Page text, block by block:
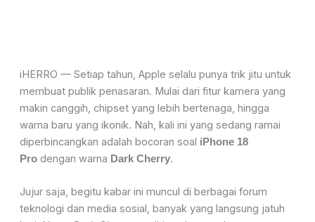
iHERRO — Setiap tahun, Apple selalu punya trik jitu untuk
membuat publik penasaran. Mulai dari fitur kamera yang
makin canggih, chipset yang lebih bertenaga, hingga
warna baru yang ikonik. Nah, kali ini yang sedang ramai
diperbincangkan adalah bocoran soal iPhone 18
Prodengan warna Dark Cherry.
Jujur saja, begitu kabar ini muncul di berbagai forum
teknologi dan media sosial, banyak yang langsung jatuh